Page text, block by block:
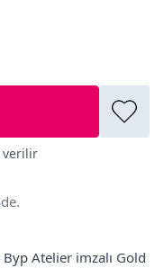
verilir
Atelier imzalı Gold